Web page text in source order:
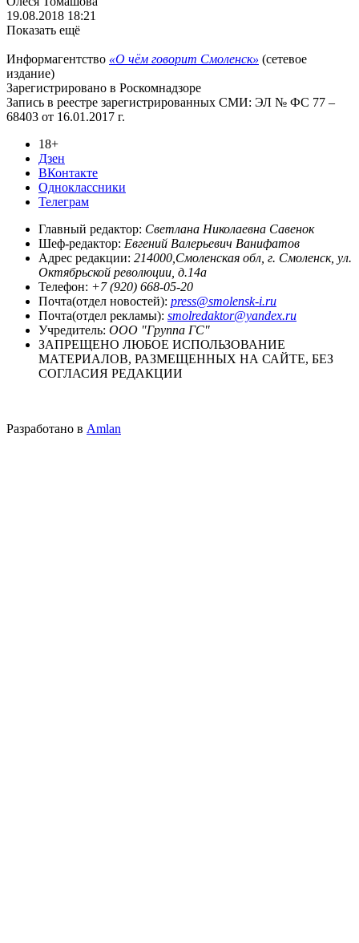
19.08.2018 18:21
Показать ещё
Информагентство «О чём говорит Смоленск» (сетевое
издание)
Зарегистрировано в Роскомнадзоре
Запись в реестре зарегистрированных СМИ: ЭЛ № ФС 77 –
68403 от 16.01.2017 г.
18+
Дзен
ВКонтакте
Одноклассники
Телеграм
Главный редактор: Светлана Николаевна Савенок
Шеф-редактор: Евгений Валерьевич Ванифатов
Адрес редакции: 214000,Смоленская обл, г. Смоленск, ул.
Октябрьской революции, д.14а
Телефон: +7 (920) 668-05-20
Почта(отдел новостей): press@smolensk-i.ru
Почта(отдел рекламы): smolredaktor@yandex.ru
Учредитель: ООО "Группа ГС"
ЗАПРЕЩЕНО ЛЮБОЕ ИСПОЛЬЗОВАНИЕ
МАТЕРИАЛОВ, РАЗМЕЩЕННЫХ НА САЙТЕ, БЕЗ
СОГЛАСИЯ РЕДАКЦИИ
Разработано в Amlan